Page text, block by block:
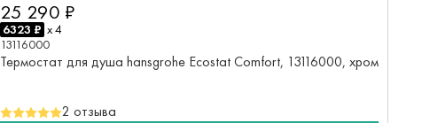
25 290 ₽
6323 ₽ x 4
13116000
Термостат для душа hansgrohe Ecostat Comfort, 13116000, хром
2 отзыва